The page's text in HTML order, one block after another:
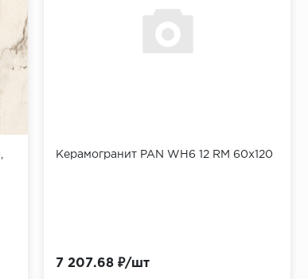
Керамогранит PAN WH6 12 RM 60x120
7 207.68 ₽/шт